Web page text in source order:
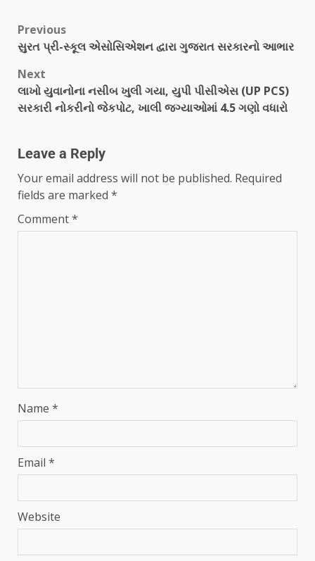
Previous
સુરત પ્રી-સ્કૂલ એસોસિએશન દ્વારા ગુજરાત સરકારનો આભાર
Next
લાખો યુવાનોના નસીબ ખુલી ગયા, યુપી પીસીએસ (UP PCS)
સરકારી નોકરીનો જેકપોટ, ખાલી જગ્યાઓમાં 4.5 ગણો વધારો
Leave a Reply
Your email address will not be published. Required
fields are marked *
Comment*
Name *
Email *
Website